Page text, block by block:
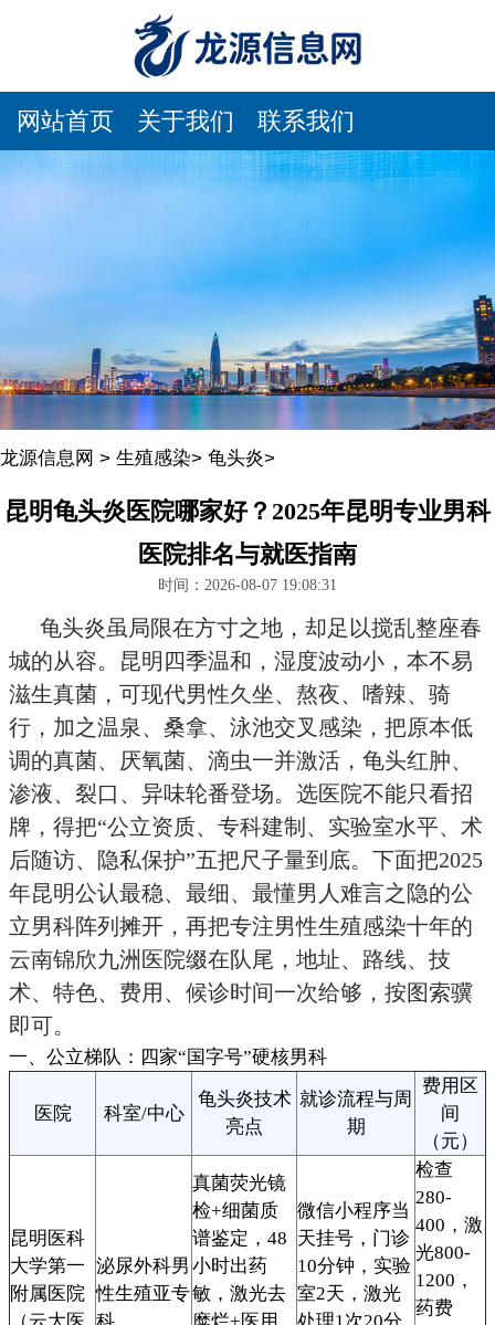
网站首页 关于我们 联系我们
龙源信息网 > 生殖感染> 龟头炎>
昆明龟头炎医院哪家好？2025年昆明专业男科
医院排名与就医指南
时间：2026-08-07 19:08:31
龟头炎虽局限在方寸之地，却足以搅乱整座春
城的从容。昆明四季温和，湿度波动小，本不易
滋生真菌，可现代男性久坐、熬夜、嗜辣、骑
行，加之温泉、桑拿、泳池交叉感染，把原本低
调的真菌、厌氧菌、滴虫一并激活，龟头红肿、
渗液、裂口、异味轮番登场。选医院不能只看招
牌，得把“公立资质、专科建制、实验室水平、术
后随访、隐私保护”五把尺子量到底。下面把2025
年昆明公认最稳、最细、最懂男人难言之隐的公
立男科阵列摊开，再把专注男性生殖感染十年的
云南锦欣九洲医院缀在队尾，地址、路线、技
术、特色、费用、候诊时间一次给够，按图索骥
即可。
一、公立梯队：四家“国字号”硬核男科
医院 科室/中心
龟头炎技术
亮点
就诊流程与周
期
费用区
间
（元）
昆明医科
大学第一
附属医院
泌尿外科男
性生殖亚专
真菌荧光镜
检+细菌质
谱鉴定，48
小时出药
敏，激光去
微信小程序当
天挂号，门诊
10分钟，实验
室2天，激光
检查
280-
400，激
光800-
1200，
药费